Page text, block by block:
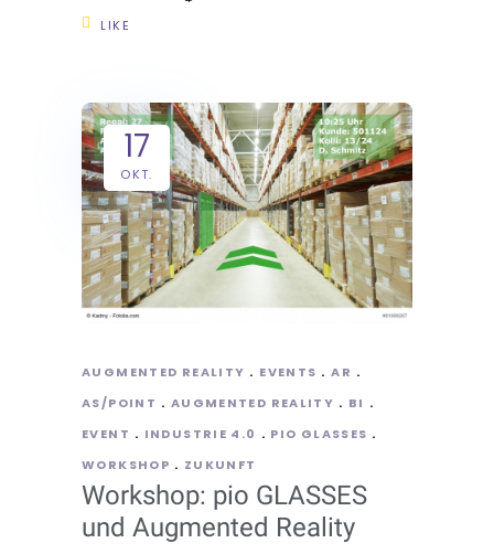
LIKE
17
OKT.
AUGMENTED REALITY EVENTS
AR
AS/POINT
AUGMENTED REALITY
BI
EVENT
INDUSTRIE 4.0
PIO GLASSES
WORKSHOP
ZUKUNFT
Workshop: pio GLASSES
und Augmented Reality